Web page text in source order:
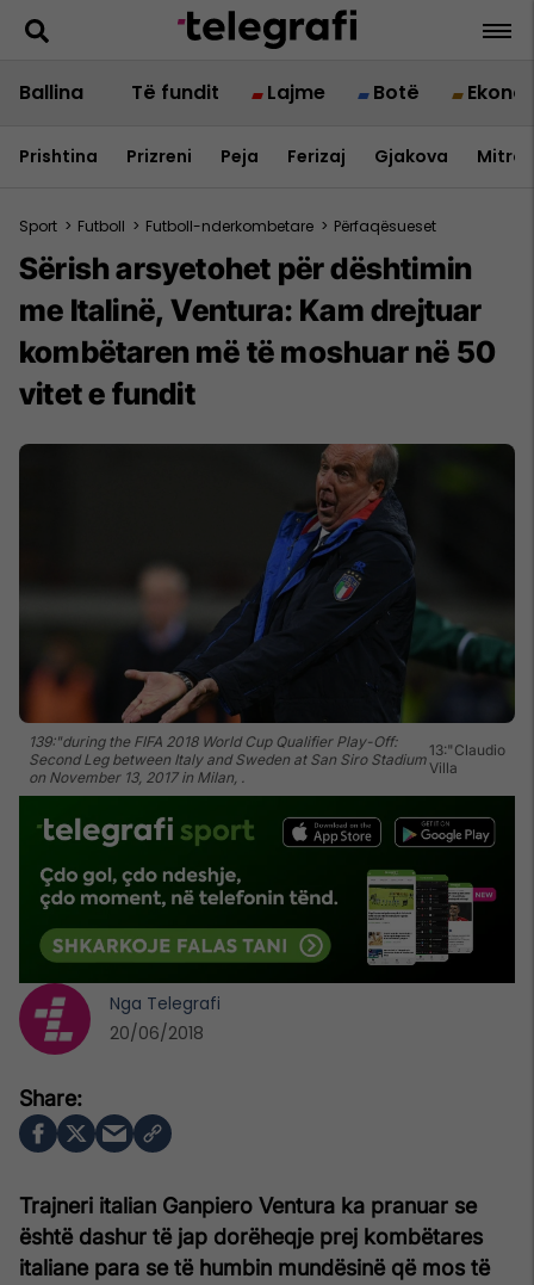
Ballina Të fundit Lajme Botë
Prishtina Prizreni Peja Ferizaj Gjakova
Sport > Futboll > Futboll-nderkombetare > Përfaqësueset
Sërish arsyetohet për dështimin
me Italinë, Ventura: Kam drejtuar
kombëtaren më të moshuar në 50
vitet e fundit
139:"during the FIFA 2018 World Cup Qualifier Play-Off:
Second Leg between Italy and Sweden at San Siro Stadium
on November 13, 2017 in Milan, .
13:"Claudio
Villa
Trajneri italian Ganpiero Ventura ka pranuar se
është dashur të jap dorëheqje prej kombëtares
italiane para se të humbin mundësinë që mos të
Nga Telegrafi
20/06/2018